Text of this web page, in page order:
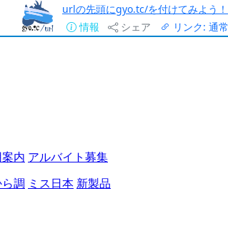
urlの先頭にgyo.tc/を付けてみよう！
情報
シェア リンク: 通常